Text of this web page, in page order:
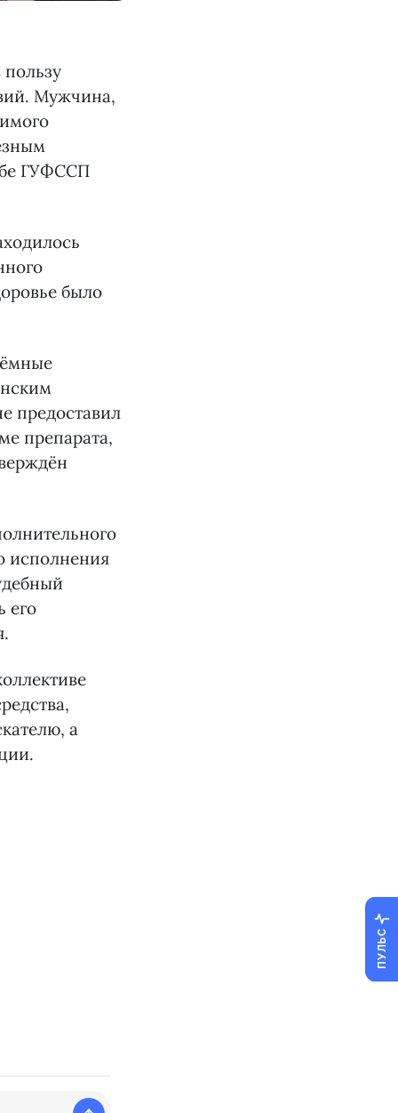
Мужчина,
ГУФССП
было
предоставил
препарата,
исполнения
его
а
ПУЛЬС